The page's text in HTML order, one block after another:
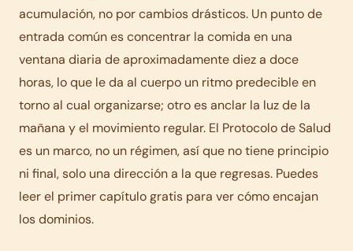
acumulación, no por cambios drásticos. Un punto de
entrada común es concentrar la comida en una
ventana diaria de aproximadamente diez a doce
horas, lo que le da al cuerpo un ritmo predecible en
torno al cual organizarse; otro es anclar la luz de la
mañana y el movimiento regular. El Protocolo de Salud
es un marco, no un régimen, así que no tiene principio
ni final, solo una dirección a la que regresas. Puedes
leer el primer capítulo gratis para ver cómo encajan
los dominios.